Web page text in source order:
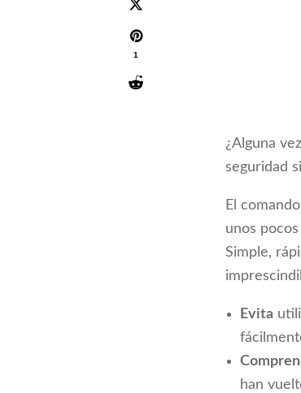
1
¿Alguna
seguridad
El comando
unos
Simple,
Evita
han